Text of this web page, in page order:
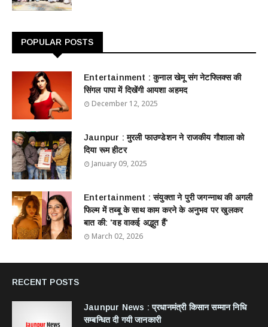
POPULAR POSTS
Entertainment : ​​​​कुनाल खेमू संग नेटफ्लिक्स की
सिंगल पापा में दिखेंगी आयशा अहमद
December 12, 2025
Jaunpur : ​मुरली फाउण्डेशन ने राजकीय गौशाला को
दिया रूम हीटर
January 09, 2025
Entertainment : ​संयुक्ता ने पुरी जगन्नाथ की अगली
फिल्म में तब्बू के साथ काम करने के अनुभव पर खुलकर
बात की: 'वह वाकई अद्भुत हैं'
March 02, 2026
RECENT POSTS
Jaunpur News : ​प्रधानमंत्री किसान सम्मान निधि
सम्बन्धित दी गयी जानकारी